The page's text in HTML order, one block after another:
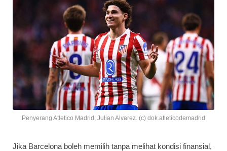
Penyerang Atletico Madrid, Julian Alvarez. (c) dok.atleticodemadrid
Jika Barcelona boleh memilih tanpa melihat kondisi finansial,